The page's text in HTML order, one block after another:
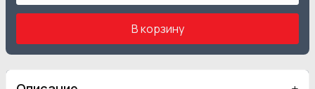
В корзину